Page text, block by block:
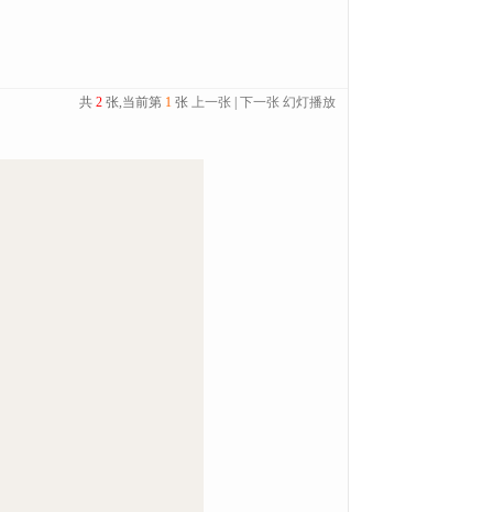
共 2 张,当前第 1 张 上一张 下一张 幻灯播放